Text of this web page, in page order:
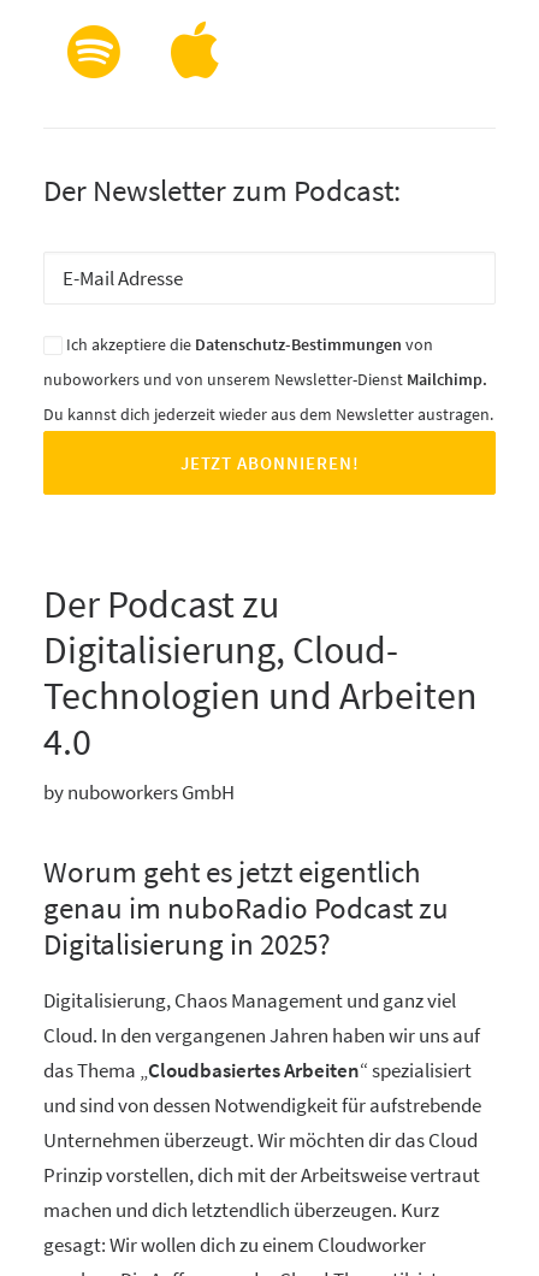
Der Newsletter zum Podcast:
Ich akzeptiere die Datenschutz-Bestimmungen von
nuboworkers und von unserem Newsletter-Dienst Mailchimp.
Du kannst dich jederzeit wieder aus dem Newsletter austragen.
Der Podcast zu
Digitalisierung, Cloud-
Technologien und Arbeiten
4.0
by nuboworkers GmbH
Worum geht es jetzt eigentlich
genau im nuboRadio Podcast zu
Digitalisierung in 2025?
Digitalisierung, Chaos Management und ganz viel
Cloud. In den vergangenen Jahren haben wir uns auf
das Thema „Cloudbasiertes Arbeiten“ spezialisiert
und sind von dessen Notwendigkeit für aufstrebende
Unternehmen überzeugt. Wir möchten dir das Cloud
Prinzip vorstellen, dich mit der Arbeitsweise vertraut
machen und dich letztendlich überzeugen. Kurz
gesagt: Wir wollen dich zu einem Cloudworker